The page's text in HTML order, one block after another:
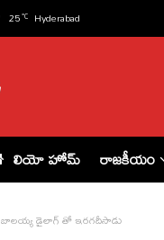
25°C Hyderabad
లియో హోమ్ రాజకీయం
బాలయ్య డైలాగ్ తో ఇరగదీసాడు